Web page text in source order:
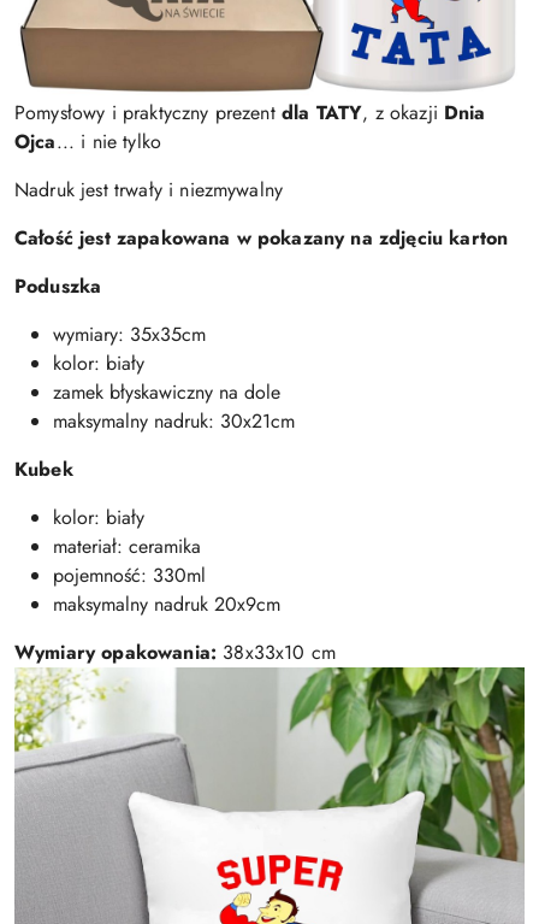
Pomysłowy i praktyczny prezent dla TATY, z okazji Dnia
Ojca... i nie tylko
Nadruk jest trwały i niezmywalny
Całość jest zapakowana w pokazany na zdjęciu karton
Poduszka
wymiary: 35x35cm
kolor: biały
zamek błyskawiczny na dole
maksymalny nadruk: 30x21cm
Kubek
kolor: biały
materiał: ceramika
pojemność: 330ml
maksymalny nadruk 20x9cm
Wymiary opakowania: 38x33x10 cm